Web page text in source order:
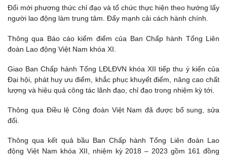
Đổi mới phương thức chỉ đạo và tổ chức thực hiện theo hướng lấy
người lao động làm trung tâm. Đẩy mạnh cải cách hành chính.
Thông qua Báo cáo kiểm điểm của Ban Chấp hành Tổng Liên
đoàn Lao động Việt Nam khóa XI.
Giao Ban Chấp hành Tổng LĐLĐVN khóa XII tiếp thu ý kiến của
Đại hội, phát huy ưu điểm, khắc phục khuyết điểm, nâng cao chất
lượng và hiệu quả công tác lãnh đạo, chỉ đạo trong nhiệm kỳ tới.
Thông qua Điều lệ Công đoàn Việt Nam đã được bổ sung, sửa
đổi.
Thông qua kết quả bầu Ban Chấp hành Tổng Liên đoàn Lao
động Việt Nam khóa XII, nhiệm kỳ 2018 – 2023 gồm 161 đồng